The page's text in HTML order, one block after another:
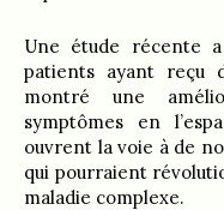
Une étude récente
patients ayant reçu
montré une
symptômes en
ouvrent la voie à de
qui pourraient
maladie complexe.